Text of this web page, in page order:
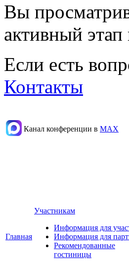
Вы
активный
Если есть
Контакты
Канал конференции в МАХ
Главная
Участникам
Информация для
Информация для
Рекомендованные
гостиницы